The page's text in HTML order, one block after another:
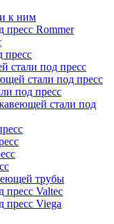
к ним
пресс Rommer
пресс
стали под пресс
стали под пресс
под пресс
стали под
трубы
пресс Valtec
пресс Viega